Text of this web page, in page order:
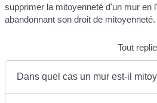
supprimer la mitoyenneté d'un mur en
abandonnant son droit de mitoyenneté.
Tout
Dans quel cas un mur est-il